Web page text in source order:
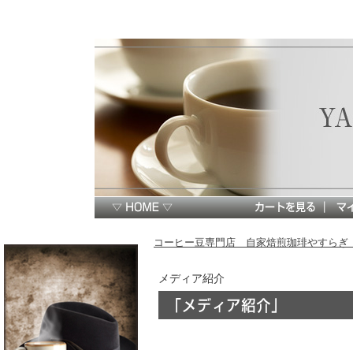
コーヒー豆専門店 自家焙煎珈琲やすらぎ
メディア紹介